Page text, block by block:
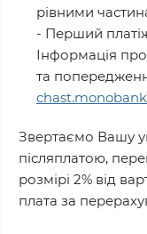
рівними
- Перший
Інформація про
та
Звертаємо Вашу
післяплатою,
розмірі 2% від
плата за